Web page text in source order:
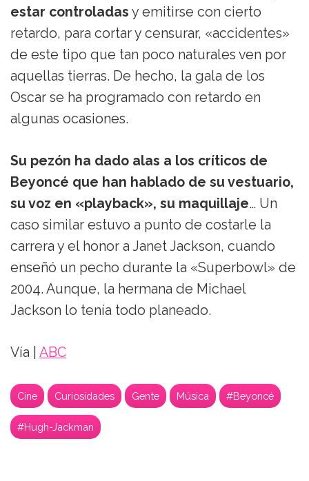
estar controladas y emitirse con cierto
retardo, para cortar y censurar, «accidentes»
de este tipo que tan poco naturales ven por
aquellas tierras. De hecho, la gala de los
Oscar se ha programado con retardo en
algunas ocasiones.
Su pezón ha dado alas a los críticos de
Beyoncé que han hablado de su vestuario,
su voz en «playback», su maquillaje… Un
caso similar estuvo a punto de costarle la
carrera y el honor a Janet Jackson, cuando
enseñó un pecho durante la «Superbowl» de
2004. Aunque, la hermana de Michael
Jackson lo tenía todo planeado.
Vía | ABC
Cine Curiosidades Gente Música #Beyoncé
#Hugh-Jackman